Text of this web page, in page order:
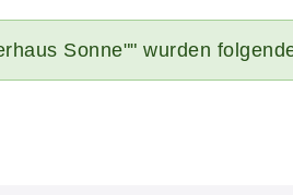
Sonne"" wurden